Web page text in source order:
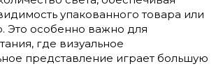
упакованного товара или
Это особенно важно для
где визуальное
представление играет большую